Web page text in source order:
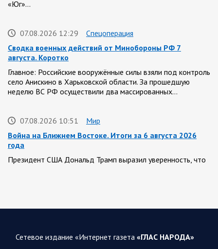
«Юг»…
07.08.2026 12:29
Спецоперация
Сводка военных действий от Минобороны РФ 7
августа. Коротко
Главное: Российские вооружённые силы взяли под контроль
село Анискино в Харьковской области. За прошедшую
неделю ВС РФ осуществили два массированных…
07.08.2026 10:51
Мир
Война на Ближнем Востоке. Итоги за 6 августа 2026
года
Президент США Дональд Трамп выразил уверенность, что
07.08.2026 09:56
Спецоперация
объектам в 6 областях Украины
Сетевое издание «Интернет газета «ГЛАС НАРОДА»